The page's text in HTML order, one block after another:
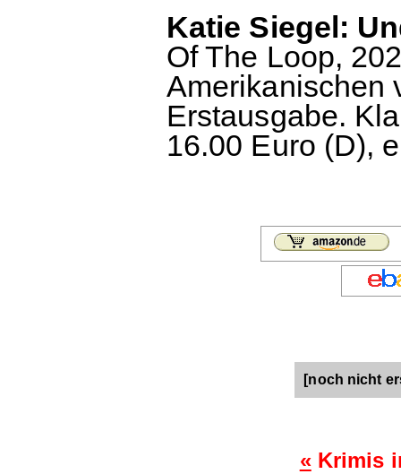
Katie Siegel:
Of The Loop,
Amerikanischen
Erstausgabe.
16.00 Euro (D),
[noch nicht
«Krimis